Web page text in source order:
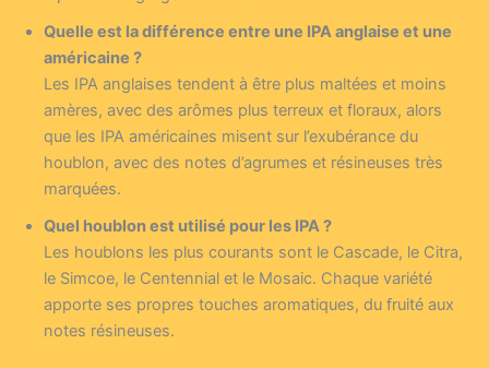
Quelle est la différence entre une IPA anglaise et une
américaine ?
Les IPA anglaises tendent à être plus maltées et moins
amères, avec des arômes plus terreux et floraux, alors
que les IPA américaines misent sur l’exubérance du
houblon, avec des notes d’agrumes et résineuses très
marquées.
Quel houblon est utilisé pour les IPA ?
Les houblons les plus courants sont le Cascade, le Citra,
le Simcoe, le Centennial et le Mosaic. Chaque variété
apporte ses propres touches aromatiques, du fruité aux
notes résineuses.